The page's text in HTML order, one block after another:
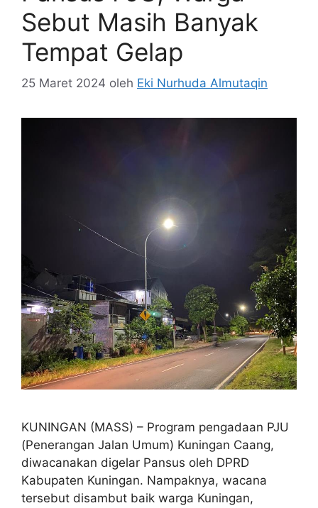
Sebut Masih Banyak
Tempat Gelap
25 Maret 2024 oleh Eki Nurhuda Almutaqin
KUNINGAN (MASS) – Program pengadaan PJU
(Penerangan Jalan Umum) Kuningan Caang,
diwacanakan digelar Pansus oleh DPRD
Kabupaten Kuningan. Nampaknya, wacana
tersebut disambut baik warga Kuningan,